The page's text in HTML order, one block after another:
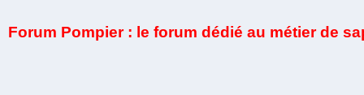
Forum Pompier : le forum dédié au métier de